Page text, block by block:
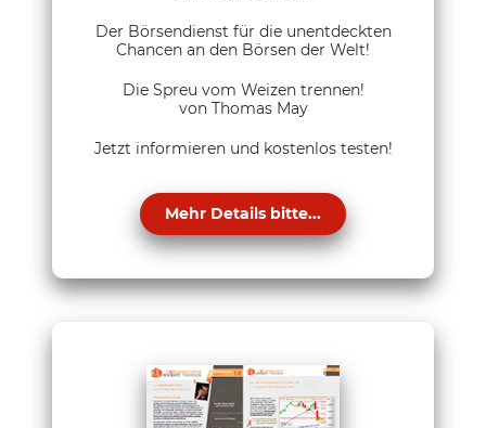
Der Börsendienst für die unentdeckten
Chancen an den Börsen der Welt!
Die Spreu vom Weizen trennen!
von Thomas May
Jetzt informieren und kostenlos testen!
Mehr Details bitte...